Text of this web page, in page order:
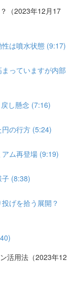
（2023年12月17
は噴水状態 (9:17)
っていますが内部
し懸念 (7:16)
の行方 (5:24)
ム再登場 (9:19)
子 (8:38)
げを拾う展開？
活用法（2023年12